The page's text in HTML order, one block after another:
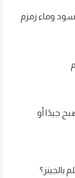
وماء زمزم
جيدًا أو
بالجينز؟